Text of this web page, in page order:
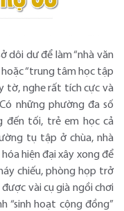
dôi dư để làm “nhà văn
hoặc “trung tâm học tập
tờ, nghe rất tích cực và
những phường đa số
đến tối, trẻ em học cả
tụ tập ở chùa, nhà
hiện đại xây xong để
chiếu, phòng họp trở
vài cụ già ngồi chơi
“sinh hoạt cộng đồng”